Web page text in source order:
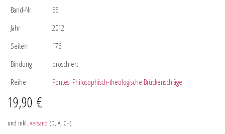
Band-Nr.
56
Jahr
2012
Seiten
176
Bindung
broschiert
Reihe
Pontes. Philosophisch-theologische Brückenschläge
19,90 €
und inkl. Versand (D, A, CH)